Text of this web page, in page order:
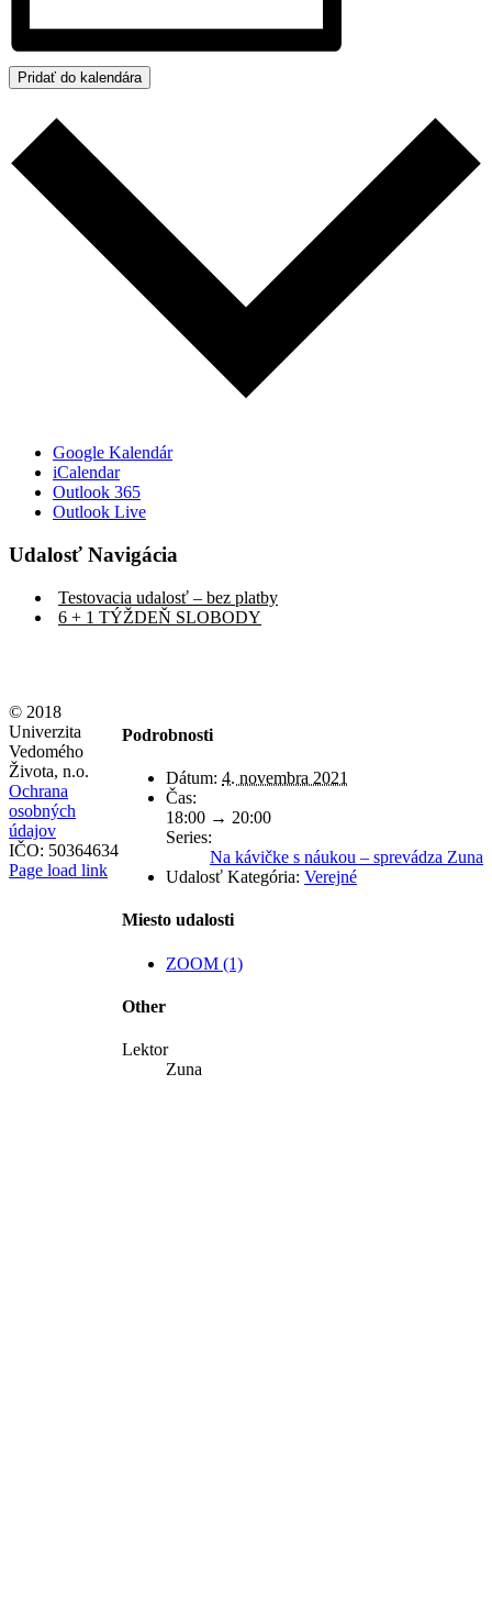
Pridať do kalendára
Google Kalendár
iCalendar
Outlook 365
Outlook Live
Udalosť Navigácia
Testovacia udalosť – bez platby
6 + 1 TÝŽDEŇ SLOBODY
Podrobnosti
Dátum: 4. novembra 2021
Čas:
18:00 → 20:00
Series:
Na kávičke s náukou – sprevádza Zuna
Udalosť Kategória: Verejné
Miesto udalosti
ZOOM (1)
Other
Lektor
Zuna
© 2018
Univerzita
Vedomého
Života, n.o.
Ochrana
osobných
údajov
IČO: 50364634
Page load link